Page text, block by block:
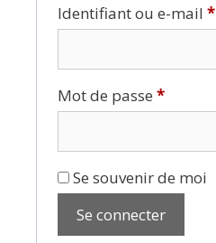
Identifiant ou e-mail *
Mot de passe *
Se souvenir de moi
Se connecter